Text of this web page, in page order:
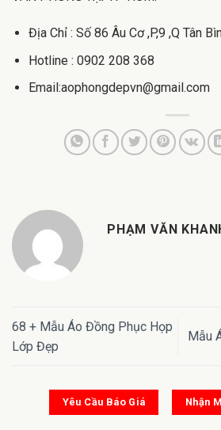
Địa Chỉ : Số 86 Âu Cơ ,P,9 ,Q Tân
Hotline : 0902 208 368
Email:aophongdepvn@gmail.com
PHẠM VĂN
68 + Mẫu Áo Đồng Phục Họp
Lớp Đẹp
Mẫu
Yêu Cầu Báo Giá Nhận